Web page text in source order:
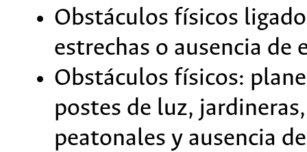
Obstáculos físicos
estrechas o ausencia de
Obstáculos físicos:
postes de luz,
peatonales y ausencia